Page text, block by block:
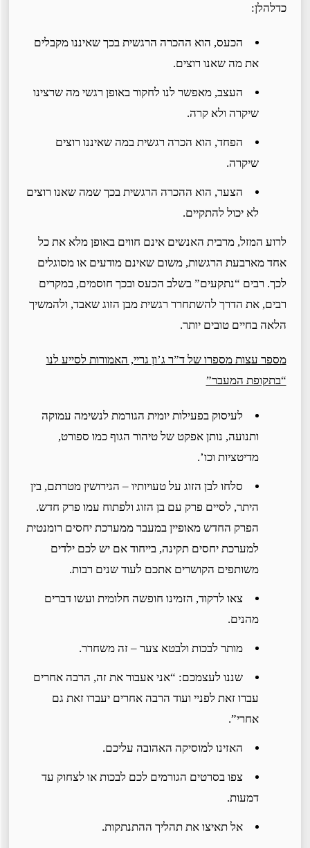
כדלהלן:
הכעס, הוא ההכרה הרגשית בכך שאיננו מקבלים
את מה שאנו רוצים.
העצב, מאפשר לנו לחקור באופן רגשי מה שרצינו
שיקרה ולא קרה.
הפחד, הוא הכרה רגשית במה שאיננו רוצים
שיקרה.
הצער, הוא ההכרה הרגשית בכך שמה שאנו רוצים
לא יכול להתקיים.
לרוע המזל, מרבית האנשים אינם חווים באופן מלא את כל
אחד מארבעת הרגשות, משום שאינם מודעים או מסוגלים
לכך. רבים “נתקעים” בשלב הכעס ובכך חוסמים, במקרים
רבים, את הדרך להשתחרר רגשית מבן הזוג שאבד, ולהמשיך
הלאה בחיים טובים יותר.
מספר עצות מספרו של ד”ר ג’ון גריי, האמורות לסייע לנו
“בתקופת המעבר”
לעיסוק בפעילות יומית הגורמת לנשימה עמוקה
ותנועה, נותן אפקט של טיהור הגוף כמו ספורט,
מדיטציות וכו’.
סלחו לבן הזוג על טעויותיו – הגירושין מטרתם, בין
היתר, לסיים פרק עם בן הזוג ולפתוח עמו פרק חדש.
הפרק החדש מאופיין במעבר ממערכת יחסים רומנטית
למערכת יחסים תקינה, בייחוד אם יש לכם ילדים
משותפים הקושרים אתכם לעוד שנים רבות.
צאו לרקוד, הזמינו חופשה חלומית ועשו דברים
מהנים.
מותר לבכות ולבטא צער – זה משחרר.
שננו לעצמכם: “אני אעבור את זה, הרבה אחרים
עברו זאת לפניי ועוד הרבה אחרים יעברו זאת גם
אחרי”.
האזינו למוסיקה האהובה עליכם.
צפו בסרטים הגורמים לכם לבכות או לצחוק עד
דמעות.
אל תאיצו את תהליך ההתנתקות.